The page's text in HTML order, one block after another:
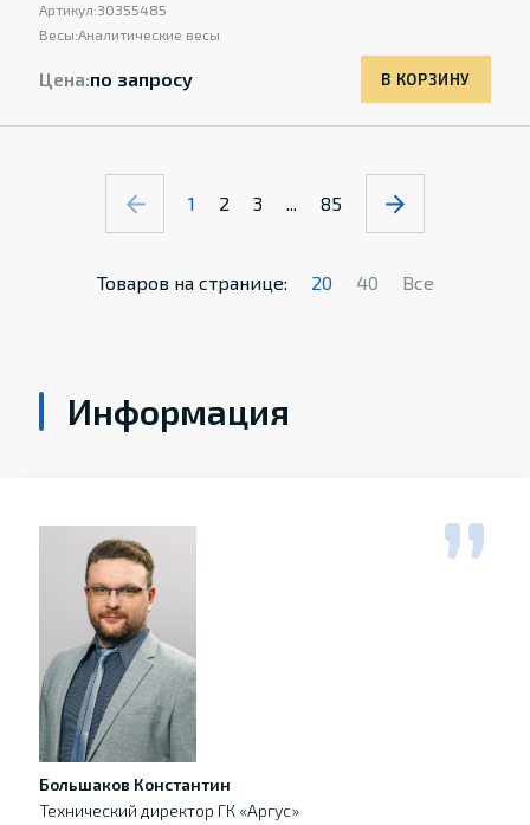
Артикул:30355485
Весы:Аналитические весы
Цена:по запросу В КОРЗИНУ
1 2 3 ... 85
Товаров на странице: 20 40 Все
Информация
Большаков Константин
Технический директор ГК «Аргус»